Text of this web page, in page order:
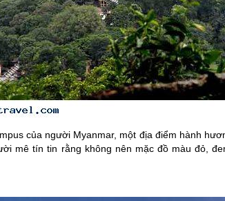
của người Myanmar, một địa điểm hành
mê tín tin rằng không nên mặc đồ màu đỏ,